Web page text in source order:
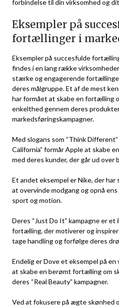
forbindelse til din virksomhed og
Eksempler på
fortællinger i
Eksempler på succesfulde
findes i en lang række
stærke og engagerende
deres målgruppe. Et af de mest
har formået at skabe en fortælling
enkelthed gennem deres
markedsføringskampagner.
Med slogans som “Think
California” formår Apple at skabe
med deres kunder, der går ud
Et andet eksempel er Nike, der
at overvinde modgang og opnå
sport og motion.
Deres “Just Do It” kampagne er et
fortælling, der motiverer og
tage handling og forfølge deres
Endelig er Dove et eksempel på
at skabe en berømt fortælling om
deres “Real Beauty” kampagner.
Ved at fokusere på ægte skønhed